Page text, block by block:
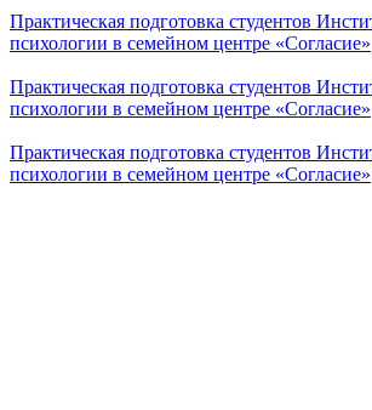
Практическая подготовка студентов
психологии в семейном центре «Согласие»
Практическая подготовка студентов
психологии в семейном центре «Согласие»
Практическая подготовка студентов
психологии в семейном центре «Согласие»